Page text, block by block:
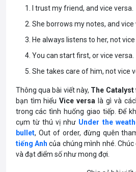
I trust my friend, and vice versa.
She borrows my notes, and vice
He always listens to her, not vice
You can start first, or vice versa.
She takes care of him, not vice
Thông qua bài viết này, The Catalyst
bạn tìm hiểuVice versa là gì và
trong các tình huống giao tiếp. Để
cụm từ thú vị như Under the
bullet, Out of order, đừng quên
tiếng Anh của chúng mình nhé.
và đạt điểm số như mong đợi.